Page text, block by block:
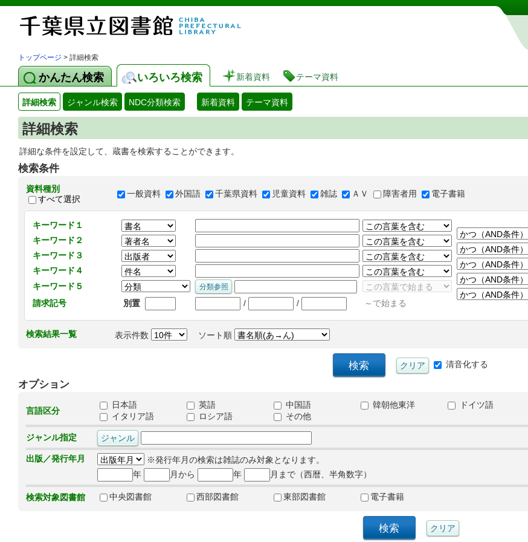
図書館 蔵書検索・予約システム
トップページ > 詳細検索
かんたん検索 いろいろ検索 新着資料 テーマ資料
詳細検索 ジャンル検索 NDC分類検索 新着資料 テーマ資料
詳細検索
詳細な条件を設定して、蔵書を検索することができます。
検索条件
資料種別
すべて選択
一般資料 外国語 千葉県資料 児童資料 雑誌 ＡＶ 障害者用 電子書籍
キーワード１
キーワード２
キーワード３
キーワード４
キーワード５
請求記号
別置 / / ～で始まる
検索結果一覧 表示件数 ソート順
清音化する
オプション
言語区分
日本語 英語 中国語 韓朝他東洋 ドイツ語
イタリア語
ロシア語 その他
ジャンル指定
出版／発行年月
※発行年月の検索は雑誌のみ対象となります。
年
月から 年 月まで（西暦、半角数字）
検索対象図書館 中央図書館 西部図書館 東部図書館 電子書籍